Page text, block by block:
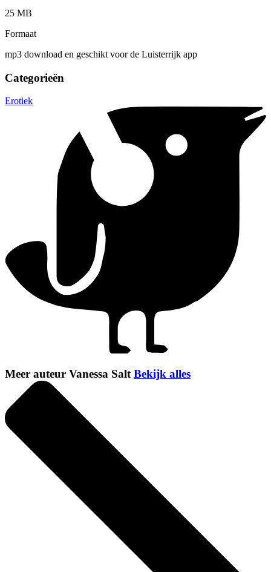
25 MB
Formaat
mp3 download en geschikt voor de Luisterrijk app
Categorieën
Erotiek
Meer auteur Vanessa Salt Bekijk alles